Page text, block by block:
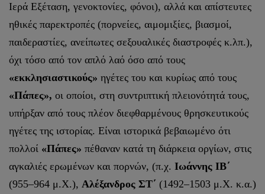
Ιερά Εξέταση, γενοκτονίες, φόνοι), αλλά και απίστευτες
ηθικές παρεκτροπές (πορνείες, αιμομιξίες, βιασμοί,
παιδεραστίες, ανείπωτες σεξουαλικές διαστροφές κ.λπ.),
όχι τόσο από τον απλό λαό όσο από τους
«εκκλησιαστικούς» ηγέτες του και κυρίως από τους
«Πάπες», οι οποίοι, στη συντριπτική πλειονότητά τους,
υπήρξαν από τους πλέον διεφθαρμένους θρησκευτικούς
ηγέτες της ιστορίας. Είναι ιστορικά βεβαιωμένο ότι
πολλοί «Πάπες» πέθαναν κατά τη διάρκεια οργίων, στις
αγκαλιές ερωμένων και πορνών, (π.χ. Ιωάννης ΙΒ΄
(955–964 μ.Χ.), Αλέξανδρος ΣΤ΄ (1492–1503 μ.Χ. κ.α.)